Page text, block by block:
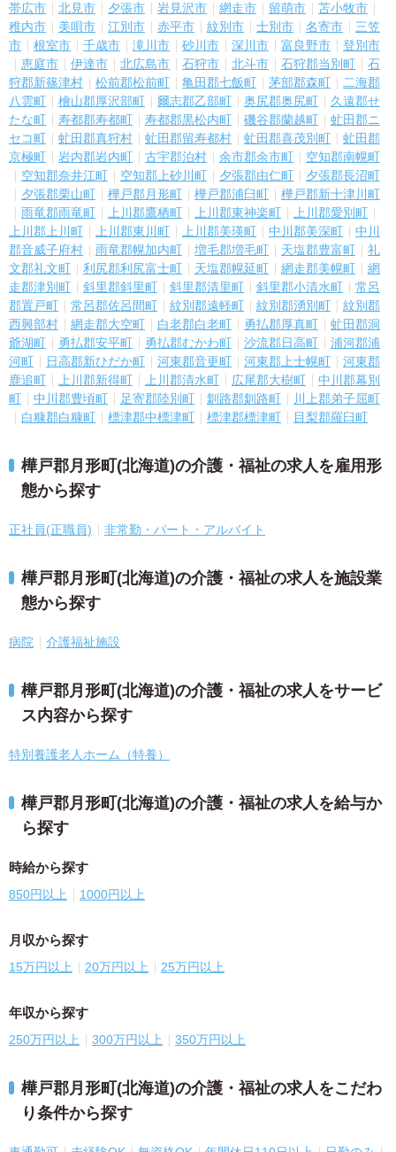
帯広市
北見市 夕張市 岩見沢市 網走市 留萌市
苫小牧市
稚内市
美唄市 江別市 赤平市 紋別市 士別市 名寄市
三笠
市
根室市 千歳市 滝川市 砂川市 深川市 富良野市
登別市
恵庭市
伊達市 北広島市 石狩市 北斗市 石狩郡当別町
石
狩郡新篠津村
松前郡松前町 亀田郡七飯町 茅部郡森町
二海郡
八雲町
檜山郡厚沢部町 爾志郡乙部町 奥尻郡奥尻町
久遠郡せ
たな町
寿都郡寿都町 寿都郡黒松内町 磯谷郡蘭越町
虻田郡ニ
セコ町
虻田郡真狩村 虻田郡留寿都村 虻田郡喜茂別町
虻田郡
京極町
岩内郡岩内町 古宇郡泊村 余市郡余市町
空知郡南幌町
空知郡奈井江町
空知郡上砂川町 夕張郡由仁町
夕張郡長沼町
夕張郡栗山町
樺戸郡月形町 樺戸郡浦臼町
樺戸郡新十津川町
雨竜郡雨竜町
上川郡鷹栖町 上川郡東神楽町
上川郡愛別町
上川郡上川町
上川郡東川町 上川郡美瑛町 中川郡美深町
中川
郡音威子府村
雨竜郡幌加内町 増毛郡増毛町 天塩郡豊富町
礼
文郡礼文町
利尻郡利尻富士町 天塩郡幌延町 網走郡美幌町
網
走郡津別町
斜里郡斜里町 斜里郡清里町 斜里郡小清水町
常呂
郡置戸町
常呂郡佐呂間町 紋別郡遠軽町 紋別郡湧別町
紋別郡
西興部村
網走郡大空町 白老郡白老町 勇払郡厚真町
虻田郡洞
爺湖町
勇払郡安平町 勇払郡むかわ町 沙流郡日高町
浦河郡浦
河町
日高郡新ひだか町 河東郡音更町 河東郡上士幌町
河東郡
鹿追町
上川郡新得町 上川郡清水町 広尾郡大樹町
中川郡幕別
町
中川郡豊頃町 足寄郡陸別町 釧路郡釧路町
川上郡弟子屈町
白糠郡白糠町
標津郡中標津町 標津郡標津町 目梨郡羅臼町
樺戸郡月形町(北海道)の介護・福祉の求人を雇用形
態から探す
正社員(正職員) 非常勤・パート・アルバイト
樺戸郡月形町(北海道)の介護・福祉の求人を施設業
態から探す
病院 介護福祉施設
樺戸郡月形町(北海道)の介護・福祉の求人をサービ
ス内容から探す
特別養護老人ホーム（特養）
樺戸郡月形町(北海道)の介護・福祉の求人を給与か
ら探す
時給から探す
850円以上 1000円以上
月収から探す
15万円以上 20万円以上 25万円以上
年収から探す
250万円以上 300万円以上 350万円以上
樺戸郡月形町(北海道)の介護・福祉の求人をこだわ
り条件から探す